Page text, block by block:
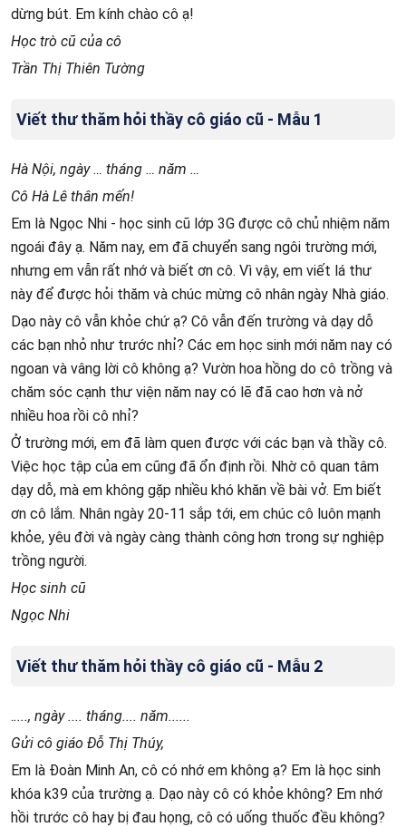
dừng bút. Em kính chào cô ạ!
Học trò cũ của cô
Trần Thị Thiên Tường
Viết thư thăm hỏi thầy cô giáo cũ - Mẫu 1
Hà Nội, ngày … tháng … năm …
Cô Hà Lê thân mến!
Em là Ngọc Nhi - học sinh cũ lớp 3G được cô chủ nhiệm năm
ngoái đây ạ. Năm nay, em đã chuyển sang ngôi trường mới,
nhưng em vẫn rất nhớ và biết ơn cô. Vì vậy, em viết lá thư
này để được hỏi thăm và chúc mừng cô nhân ngày Nhà giáo.
Dạo này cô vẫn khỏe chứ ạ? Cô vẫn đến trường và dạy dỗ
các bạn nhỏ như trước nhỉ? Các em học sinh mới năm nay có
ngoan và vâng lời cô không ạ? Vườn hoa hồng do cô trồng và
chăm sóc cạnh thư viện năm nay có lẽ đã cao hơn và nở
nhiều hoa rồi cô nhỉ?
Ở trường mới, em đã làm quen được với các bạn và thầy cô.
Việc học tập của em cũng đã ổn định rồi. Nhờ cô quan tâm
dạy dỗ, mà em không gặp nhiều khó khăn về bài vở. Em biết
ơn cô lắm. Nhân ngày 20-11 sắp tới, em chúc cô luôn mạnh
khỏe, yêu đời và ngày càng thành công hơn trong sự nghiệp
trồng người.
Học sinh cũ
Ngọc Nhi
Viết thư thăm hỏi thầy cô giáo cũ - Mẫu 2
....., ngày .... tháng.... năm......
Gửi cô giáo Đỗ Thị Thúy,
Em là Đoàn Minh An, cô có nhớ em không ạ? Em là học sinh
khóa k39 của trường ạ. Dạo này cô có khỏe không? Em nhớ
hồi trước cô hay bị đau họng, cô có uống thuốc đều không?